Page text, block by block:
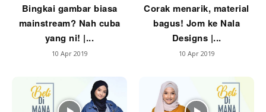
Tip Laman
Bingkai gambar biasa
mainstream? Nah cuba
yang ni! |...
10 Apr 2019
Corak menarik, material
bagus! Jom ke Nala
Designs |...
10 Apr 2019